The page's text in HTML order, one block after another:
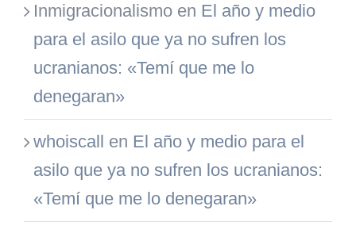
Inmigracionalismo en El año y medio
para el asilo que ya no sufren los
ucranianos: «Temí que me lo
denegaran»
whoiscall en El año y medio para el
asilo que ya no sufren los ucranianos:
«Temí que me lo denegaran»